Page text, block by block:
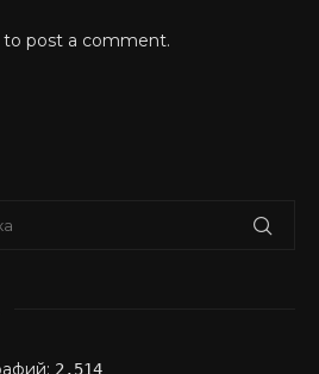
to post a comment.
2,514